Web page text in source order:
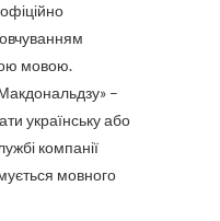
мовою.
–
українську або
компанії
мовного